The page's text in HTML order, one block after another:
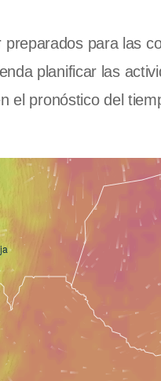
para las
planificar las
el pronóstico del